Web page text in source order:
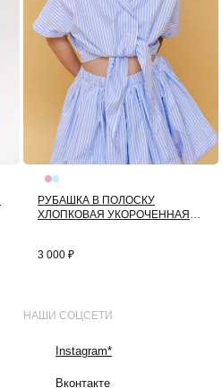
РУБАШКА В ПОЛОСКУ
ХЛОПКОВАЯ УКОРОЧЕННАЯ
3 000 ₽
НАШИ СОЦСЕТИ
Instagram*
Вконтакте